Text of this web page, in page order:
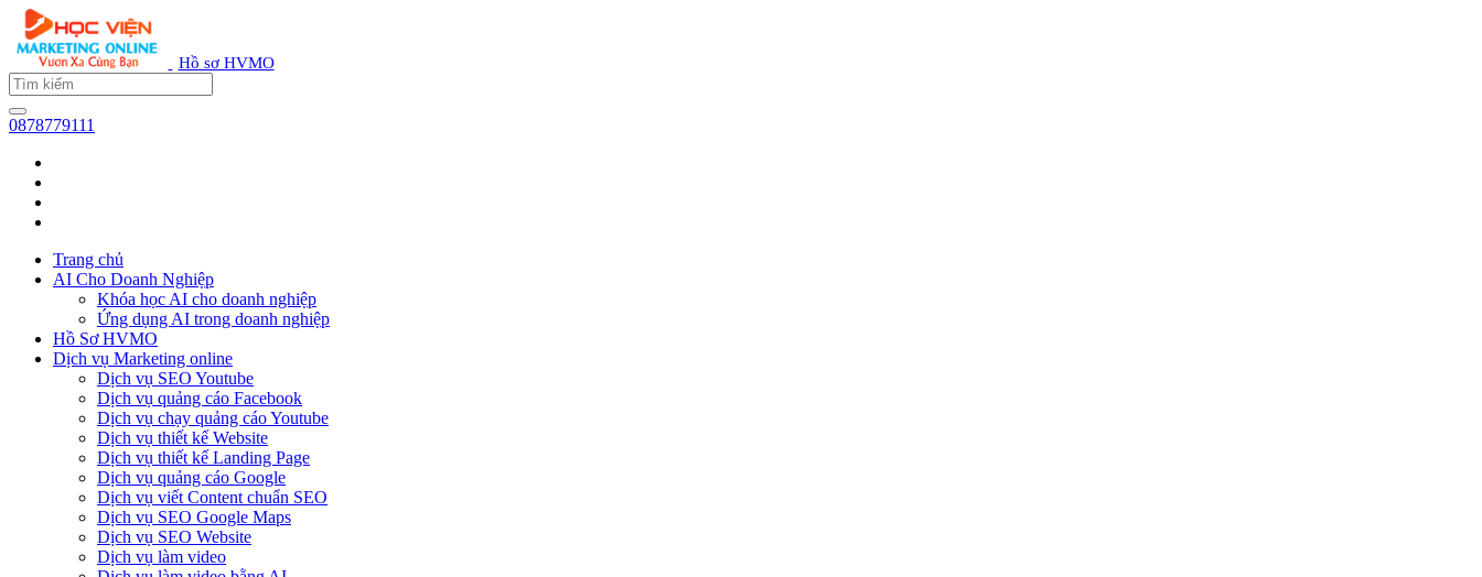
Hồ sơ HVMO
0878779111
Trang chủ
AI Cho Doanh Nghiệp
Khóa học AI cho doanh nghiệp
Ứng dụng AI trong doanh nghiệp
Hồ Sơ HVMO
Dịch vụ Marketing online
Dịch vụ SEO Youtube
Dịch vụ quảng cáo Facebook
Dịch vụ chạy quảng cáo Youtube
Dịch vụ thiết kế Website
Dịch vụ thiết kế Landing Page
Dịch vụ quảng cáo Google
Dịch vụ viết Content chuẩn SEO
Dịch vụ SEO Google Maps
Dịch vụ SEO Website
Dịch vụ làm video